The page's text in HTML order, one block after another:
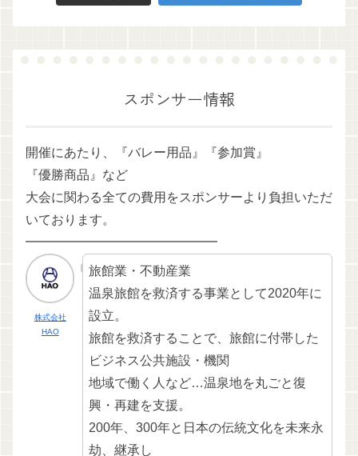
スポンサー情報
開催にあたり、『バレー用品』『参加賞』
『優勝商品』など
大会に関わる全ての費用をスポンサーより負担いただ
いております。
━━━━━━━━━━━━━━━
株式会社
HAO
旅館業・不動産業
温泉旅館を救済する事業として2020年に
設立。
旅館を救済することで、旅館に付帯した
ビジネス公共施設・機関
地域で働く人など…温泉地を丸ごと復
興・再建を支援。
200年、300年と日本の伝統文化を未来永
劫、継承し